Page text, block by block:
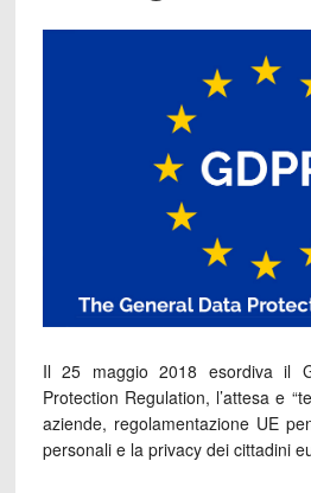
Il 25 maggio 2018 esordiva il
Protection Regulation, l’attesa e
aziende, regolamentazione UE
personali e la privacy dei cittadini